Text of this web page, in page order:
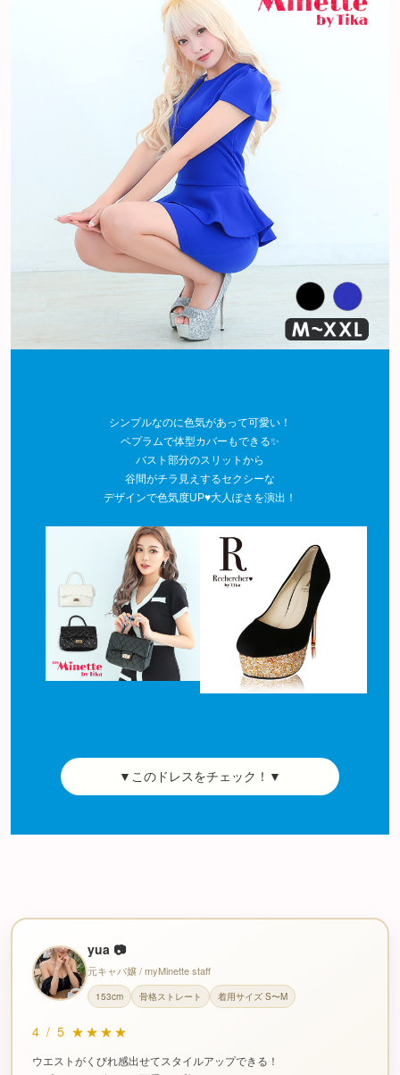
シンプルなのに色気があって可愛い！
ペプラムで体型カバーもできる✨
バスト部分のスリットから
谷間がチラ見えするセクシーな
デザインで色気度UP♥大人ぽさを演出！
▼このドレスをチェック！▼
yua 📷
元キャバ嬢 / myMinette staff
153cm 骨格ストレート 着用サイズ S〜M
4 / 5 ★★★★
ウエストがくびれ感出せてスタイルアップできる！